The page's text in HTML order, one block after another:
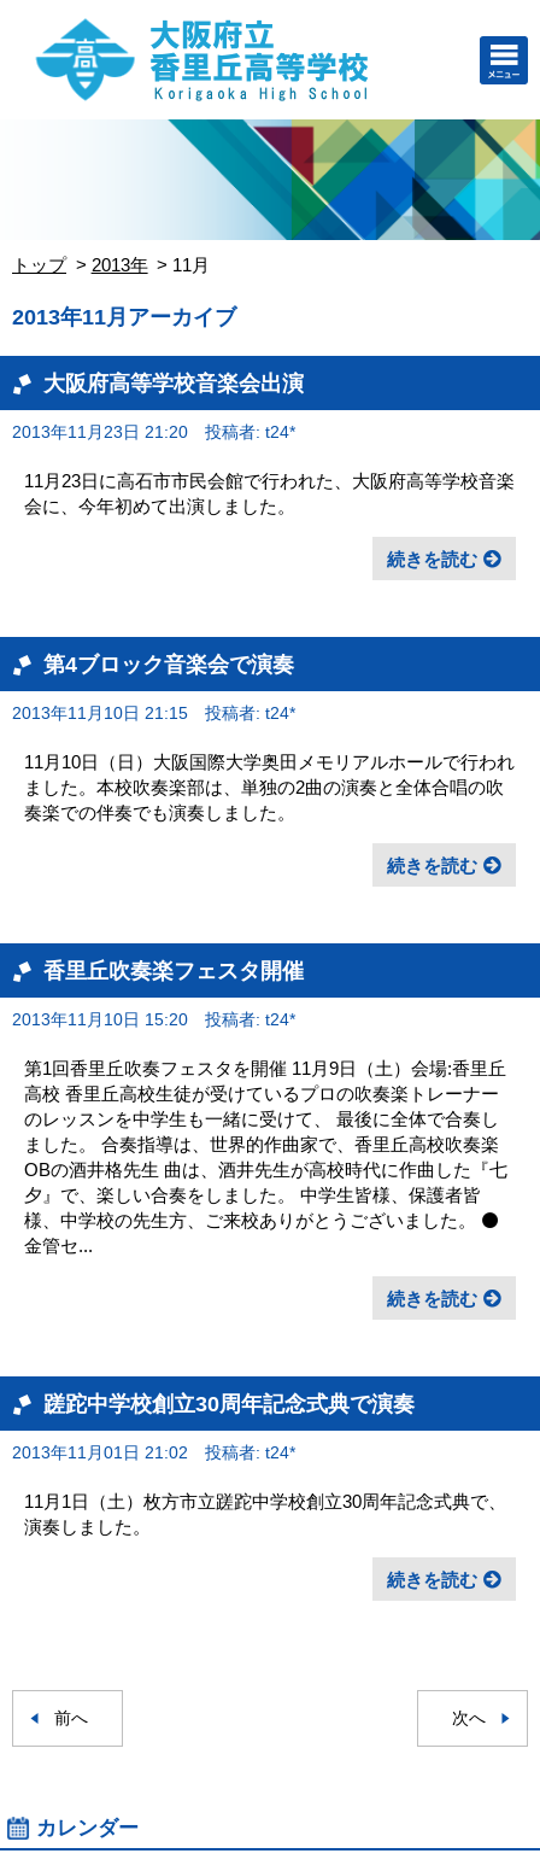
トップ 2013年 11月
2013年11月アーカイブ
大阪府高等学校音楽会出演
2013年11月23日 21:20 投稿者: t24*
11月23日に高石市市民会館で行われた、大阪府高等学校音楽
会に、今年初めて出演しました。
続きを読む
第4ブロック音楽会で演奏
2013年11月10日 21:15 投稿者: t24*
11月10日（日）大阪国際大学奥田メモリアルホールで行われ
ました。本校吹奏楽部は、単独の2曲の演奏と全体合唱の吹
奏楽での伴奏でも演奏しました。
続きを読む
香里丘吹奏楽フェスタ開催
2013年11月10日 15:20 投稿者: t24*
第1回香里丘吹奏フェスタを開催 11月9日（土）会場:香里丘
高校 香里丘高校生徒が受けているプロの吹奏楽トレーナー
のレッスンを中学生も一緒に受けて、 最後に全体で合奏し
ました。 合奏指導は、世界的作曲家で、香里丘高校吹奏楽
OBの酒井格先生 曲は、酒井先生が高校時代に作曲した『七
夕』で、楽しい合奏をしました。 中学生皆様、保護者皆
様、中学校の先生方、ご来校ありがとうございました。 ⚫️
金管セ...
続きを読む
蹉跎中学校創立30周年記念式典で演奏
2013年11月01日 21:02 投稿者: t24*
11月1日（土）枚方市立蹉跎中学校創立30周年記念式典で、
演奏しました。
続きを読む
前へ 次へ
カレンダー